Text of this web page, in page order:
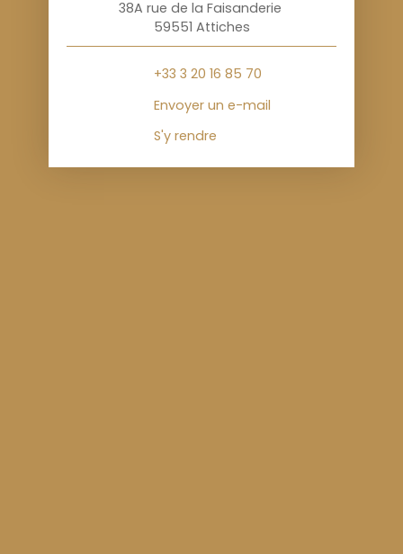
38A rue de la Faisanderie
59551 Attiches
+33 3 20 16 85 70
Envoyer un e-mail
S'y rendre